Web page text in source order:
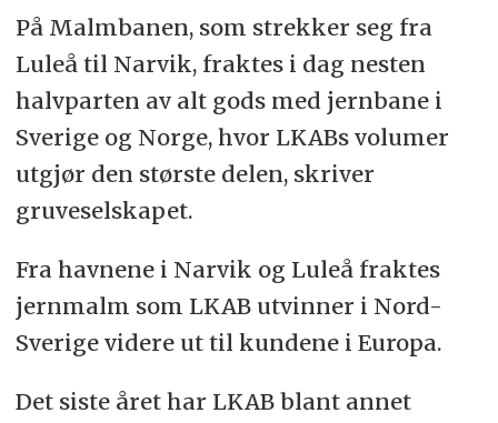
På Malmbanen, som strekker seg fra
Luleå til Narvik, fraktes i dag nesten
halvparten av alt gods med jernbane i
Sverige og Norge, hvor LKABs volumer
utgjør den største delen, skriver
gruveselskapet.
Fra havnene i Narvik og Luleå fraktes
jernmalm som LKAB utvinner i Nord-
Sverige videre ut til kundene i Europa.
Det siste året har LKAB blant annet